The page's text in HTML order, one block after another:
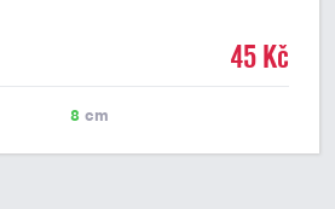
45 Kč
8 cm